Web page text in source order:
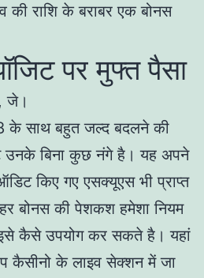
की राशि के बराबर एक बोनस
पर मुफ्त पैसा
जे।
के साथ बहुत जल्द बदलने की
उनके बिना कुछ नंगे है। यह अपने
किए गए एसक्यूएस भी प्राप्त
बोनस की पेशकश हमेशा नियम
कैसे उपयोग कर सकते है। यहां
कैसीनो के लाइव सेक्शन में जा